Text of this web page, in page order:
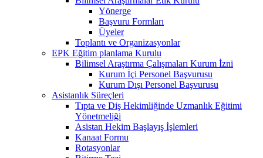
Yönerge
Başvuru Formları
Üyeler
Toplantı ve Organizasyonlar
EPK Eğitim planlama Kurulu
Bilimsel Araştırma Çalışmaları Kurum İzni
Kurum İçi Personel Başvurusu
Kurum Dışı Personel Başvurusu
Asistanlık Süreçleri
Tıpta ve Diş Hekimliğinde Uzmanlık Eğitimi
Yönetmeliği
Asistan Hekim Başlayış İşlemleri
Kanaat Formu
Rotasyonlar